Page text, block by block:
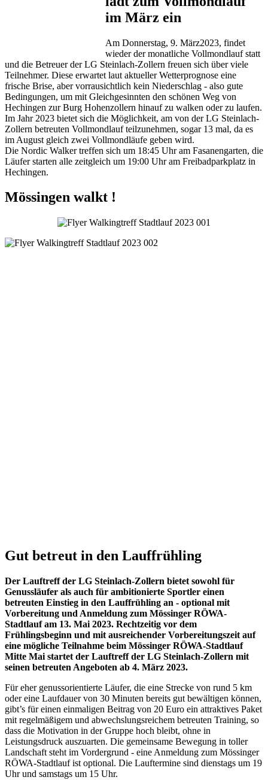
im März ein
Am Donnerstag, 9. März2023, findet
wieder der monatliche Vollmondlauf statt
und die Betreuer der LG Steinlach-Zollern freuen sich über viele
Teilnehmer. Diese erwartet laut aktueller Wetterprognose eine
frische Brise, aber vorrausichtlich kein Niederschlag - also gute
Bedingungen, um mit Gleichgesinnten den schönen Weg von
Hechingen zur Burg Hohenzollern hinauf zu walken oder zu laufen.
Im Jahr 2023 bietet sich die Möglichkeit, am von der LG Steinlach-
Zollern betreuten Vollmondlauf teilzunehmen, sogar 13 mal, da es
im August gleich zwei Vollmondläufe geben wird.
Die Nordic Walker treffen sich um 18:45 Uhr am Fasanengarten, die
Läufer starten alle zeitgleich um 19:00 Uhr am Freibadparkplatz in
Hechingen.
Mössingen walkt !
Gut betreut in den Lauffrühling
Der Lauftreff der LG Steinlach-Zollern bietet sowohl für
Genussläufer als auch für ambitionierte Sportler einen
betreuten Einstieg in den Lauffrühling an - optional mit
Vorbereitung und Anmeldung zum Mössinger RÖWA-
Stadtlauf am 13. Mai 2023. Rechtzeitig vor dem
Frühlingsbeginn und mit ausreichender Vorbereitungszeit auf
eine mögliche Teilnahme beim Mössinger RÖWA-Stadtlauf
Mitte Mai startet der Lauftreff der LG Steinlach-Zollern mit
seinen betreuten Angeboten ab 4. März 2023.
Für eher genussorientierte Läufer, die eine Strecke von rund 5 km
oder eine Laufdauer von 30 Minuten bereits gut bewältigen können,
gibt’s für einen einmaligen Beitrag von 20 Euro ein attraktives Paket
mit regelmäßigem und abwechslungsreichem betreuten Training, so
dass die Motivation in der Gruppe hoch bleibt, ohne in
Leistungsdruck auszuarten. Die gemeinsame Bewegung in toller
Landschaft steht im Vordergrund - eine Anmeldung zum Mössinger
RÖWA-Stadtlauf ist optional. Die Lauftermine sind dienstags um 19
Uhr und samstags um 15 Uhr.